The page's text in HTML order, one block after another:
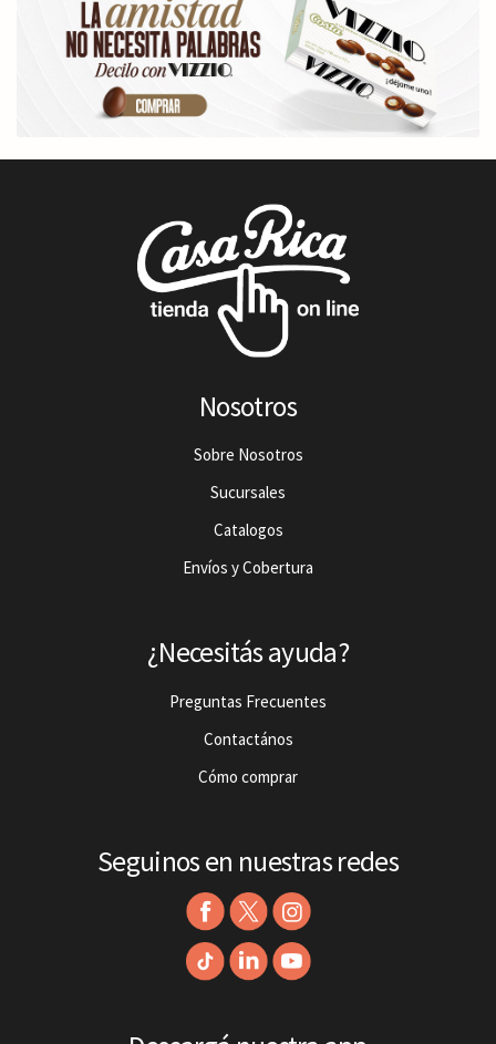
Nosotros
Sobre Nosotros
Sucursales
Catalogos
Envíos y Cobertura
¿Necesitás ayuda?
Preguntas Frecuentes
Contactános
Cómo comprar
Seguinos en nuestras redes